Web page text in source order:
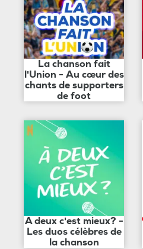
La chanson fait
l'Union - Au cœur des
chants de supporters
de foot
A deux c'est mieux? -
Les duos célèbres de
la chanson